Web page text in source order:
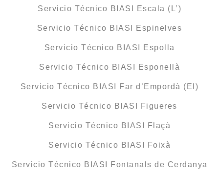
Servicio Técnico BIASI Escala (L’)
Servicio Técnico BIASI Espinelves
Servicio Técnico BIASI Espolla
Servicio Técnico BIASI Esponellà
Servicio Técnico BIASI Far d’Empordà (El)
Servicio Técnico BIASI Figueres
Servicio Técnico BIASI Flaçà
Servicio Técnico BIASI Foixà
Servicio Técnico BIASI Fontanals de Cerdanya